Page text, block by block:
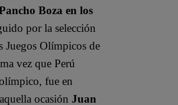
Boza en los
por la selección
Juegos Olímpicos de
vez que Perú
fue en
ocasión Juan